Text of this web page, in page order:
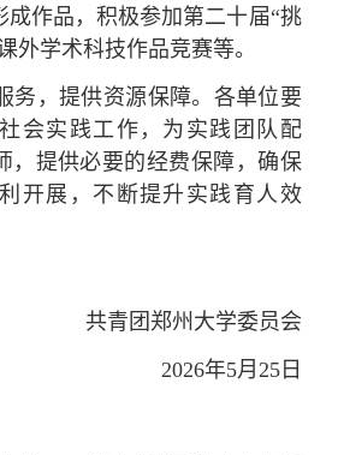
成作品，积极参加第二十届“挑
外学术科技作品竞赛等。
务，提供资源保障。 各单位要
会实践工作，为实践团队配
，提供必要的经费保障，确保
开展，不断提升实践育人效
共青团郑州大学委员会
2026年5月25日